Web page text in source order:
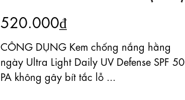
520.000₫
CÔNG DỤNG Kem chống nắng hằng
ngày Ultra Light Daily UV Defense SPF 50
PA không gây bít tắc lỗ ...